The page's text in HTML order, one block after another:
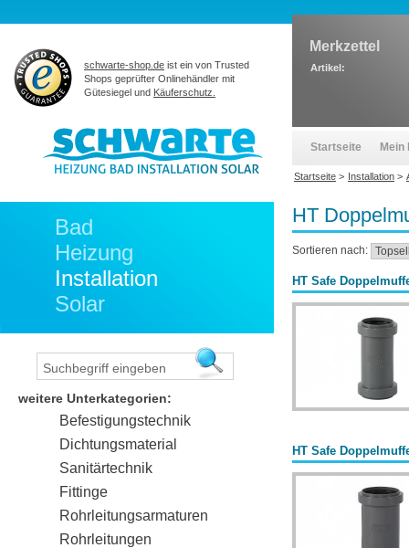
HT
Sortieren nach:
HT Safe
HT Safe
Bad
Heizung
Installation
Solar
weitere Unterkategorien:
Befestigungstechnik
Dichtungsmaterial
Sanitärtechnik
Fittinge
Rohrleitungsarmaturen
Rohrleitungen
schwarte-shop.de ist ein von Trusted
Shops geprüfter Onlinehändler mit
Gütesiegel und Käuferschutz.
Merkzettel
Artikel:
Startseite Mein
Startseite > Installation >